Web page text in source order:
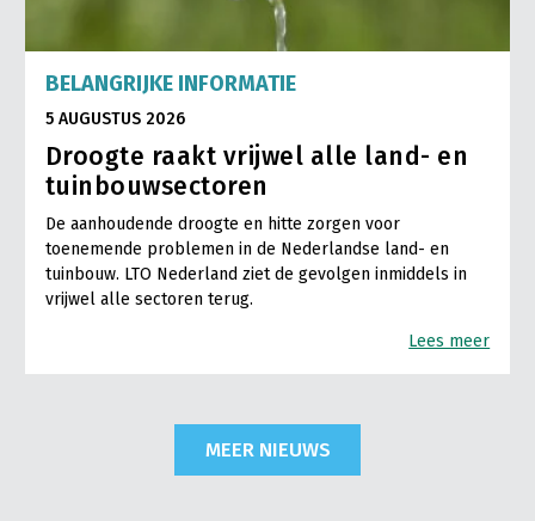
BELANGRIJKE INFORMATIE
5 AUGUSTUS 2026
Droogte raakt vrijwel alle land- en
tuinbouwsectoren
De aanhoudende droogte en hitte zorgen voor
toenemende problemen in de Nederlandse land- en
tuinbouw. LTO Nederland ziet de gevolgen inmiddels in
vrijwel alle sectoren terug.
Lees meer
MEER NIEUWS